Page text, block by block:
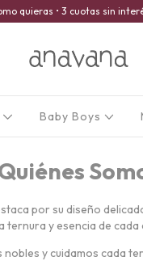
quieras • 3 cuotas sin
Baby Boys
por su diseño
ternura y esencia de cada
y cuidamos cada